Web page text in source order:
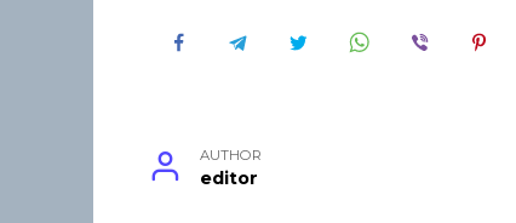
AUTHOR
editor